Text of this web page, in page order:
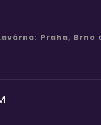
Praha, Brno